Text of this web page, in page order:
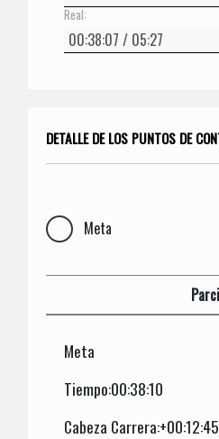
Real:
DETALLE DE LOS PUNTOS DE
Meta
Meta
Tiempo:00:38:10
Cabeza Carrera:+00:12:45